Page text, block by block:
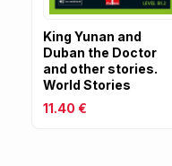
King Yunan and
Duban the Doctor
and other stories.
World Stories
11.40 €